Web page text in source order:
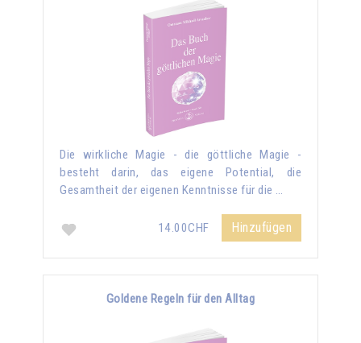
Die wirkliche Magie - die göttliche Magie -
besteht darin, das eigene Potential, die
Gesamtheit der eigenen Kenntnisse für die …
14.00CHF Hinzufügen
Goldene Regeln für den Alltag